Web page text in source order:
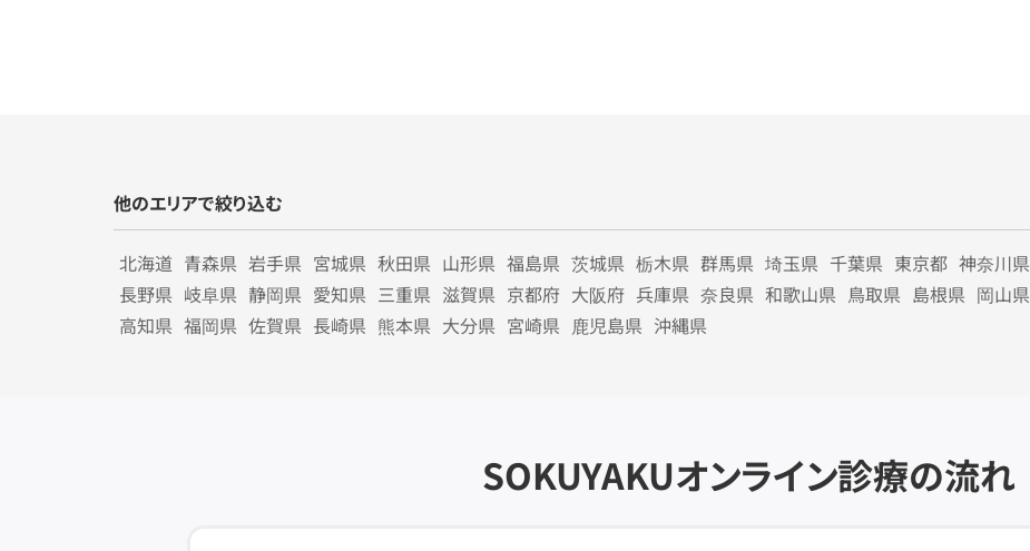
他のエリアで絞り込む
北海道 青森県 岩手県 宮城県 秋田県 山形県 福島県 茨城県 栃木県 群馬県 埼玉県 千葉県 東京都 神奈川県
長野県 岐阜県 静岡県 愛知県 三重県 滋賀県 京都府 大阪府 兵庫県 奈良県 和歌山県 鳥取県 島根県 岡山県
高知県 福岡県 佐賀県 長崎県 熊本県 大分県 宮崎県 鹿児島県 沖縄県
SOKUYAKUオンライン診療の流れ